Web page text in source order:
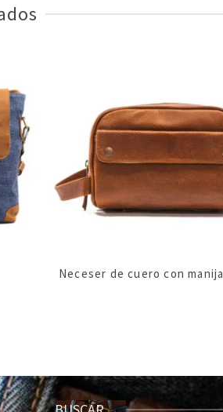
Neceser de cuero con manija